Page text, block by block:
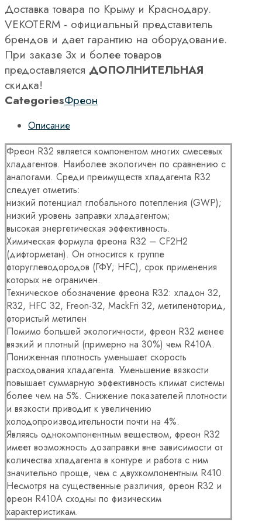
Доставка товара по Крыму и Краснодару.
VEKOTERM - официальный представитель
брендов и дает гарантию на оборудование.
При заказе 3х и более товаров
предоставляется ДОПОЛНИТЕЛЬНАЯ
скидка!
CategoriesФреон
Описание
Фреон R32 является компонентом многих смесевых
хладагентов. Наиболее экологичен по сравнению с
аналогами. Среди преимуществ хладагента R32
следует отметить:
низкий потенциал глобального потепления (GWP);
низкий уровень заправки хладагентом;
высокая энергетическая эффективность.
Химическая формула фреона R32 – СF2H2
(дифторметан). Он относится к группе
фторуглеводородов (ГФУ; HFC), срок применения
которых не ограничен.
Техническое обозначение фреона R32: хладон 32,
R32, HFC 32, Freon-32, MackFri 32, метиленфторид,
фтористый метилен
Помимо большей экологичности, фреон R32 менее
вязкий и плотный (примерно на 30%) чем R410A.
Пониженная плотность уменьшает скорость
расходования хладагента. Уменьшение вязкости
повышает суммарную эффективность климат системы
более чем на 5%. Снижение показателей плотности
и вязкости приводит к увеличению
холодопроизводительности почти на 4%.
Являясь однокомпонентным веществом, фреон R32
имеет возможность дозаправки вне зависимости от
количества хладагента в контуре и работа с ним
значительно проще, чем с двухкомпонентным R410.
Несмотря на существенные различия, фреон R32 и
фреон R410A сходны по физическим
характеристикам.